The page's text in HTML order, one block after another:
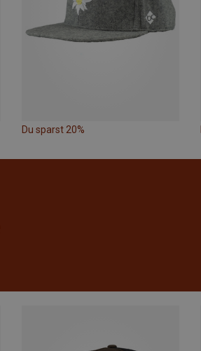
Du sparst 20%